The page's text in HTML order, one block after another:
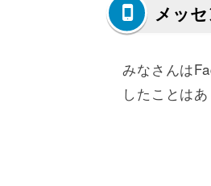
メッ
みなさんは
したことは